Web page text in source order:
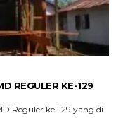
REGULER KE-129
Reguler ke-129 yang di